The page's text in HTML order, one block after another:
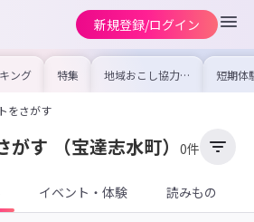
新規登録/ログイン
ング 特集 地域おこし協力隊
の求人やイベント
を集めました！仕
けよう
短期体
り〜数
域を知
をさがす
がす （宝達志水町） 0件
イベント・体験 読みもの